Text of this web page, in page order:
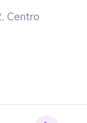
Centro